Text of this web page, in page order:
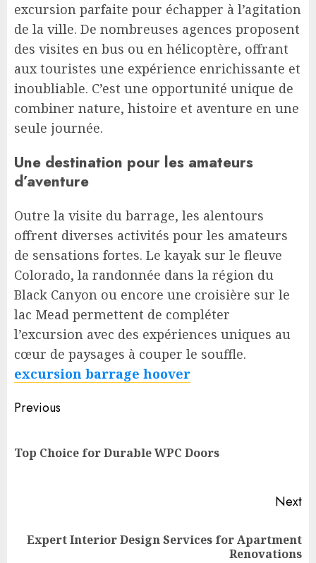
excursion parfaite pour échapper à l’agitation
de la ville. De nombreuses agences proposent
des visites en bus ou en hélicoptère, offrant
aux touristes une expérience enrichissante et
inoubliable. C’est une opportunité unique de
combiner nature, histoire et aventure en une
seule journée.
Une destination pour les amateurs
d’aventure
Outre la visite du barrage, les alentours
offrent diverses activités pour les amateurs
de sensations fortes. Le kayak sur le fleuve
Colorado, la randonnée dans la région du
Black Canyon ou encore une croisière sur le
lac Mead permettent de compléter
l’excursion avec des expériences uniques au
cœur de paysages à couper le souffle.
excursion barrage hoover
Post
Previous
Top Choice for Durable WPC Doors
Next
Next
Expert Interior Design Services for Apartment
Renovations